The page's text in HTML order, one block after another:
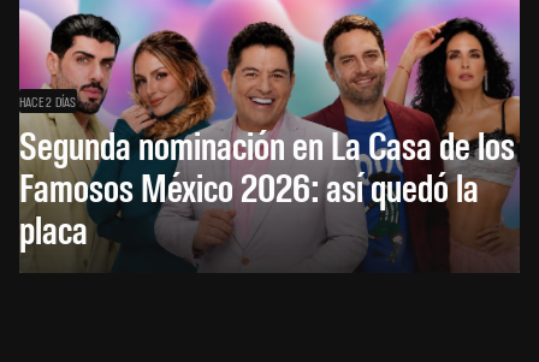
HACE 2 DÍAS
Segunda nominación en La Casa de los
Famosos México 2026: así quedó la
placa